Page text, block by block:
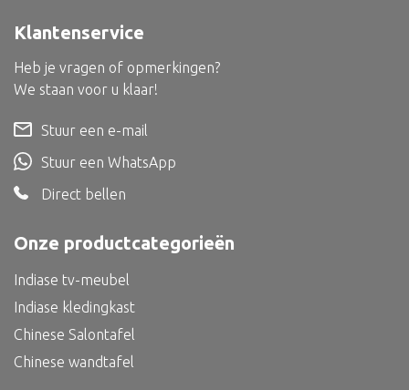
Mand
Deco overig
Alle textiel
Tapijt
Kelim
Onze productcategorieën
Indiase tv-meubel
Indiase kledingkast
Chinese Salontafel
Chinese wandtafel
Klantenservice
Heb je vragen of opmerkingen?
We staan voor u klaar!
Stuur een e-mail
Stuur een WhatsApp
Direct bellen